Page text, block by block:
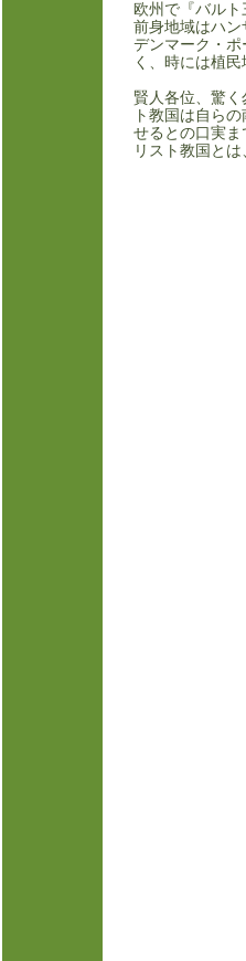
欧州で『バル
前身地域はハ
デンマーク・ポ
く、時には植民
賢人各位、驚
ト教国は自ら
せるとの口実
リスト教国と